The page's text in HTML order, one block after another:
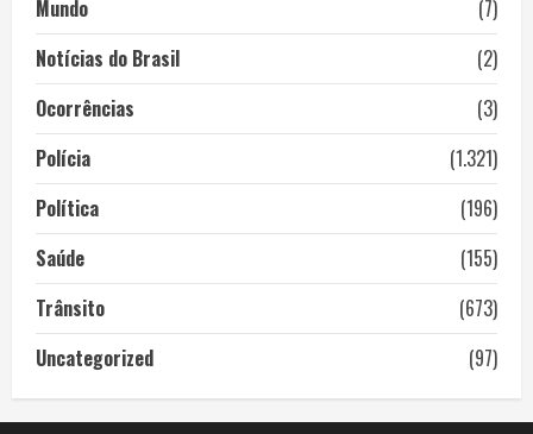
Mundo
(7)
Notícias do Brasil
(2)
Ocorrências
(3)
Polícia
(1.321)
Política
(196)
Saúde
(155)
Trânsito
(673)
Uncategorized
(97)